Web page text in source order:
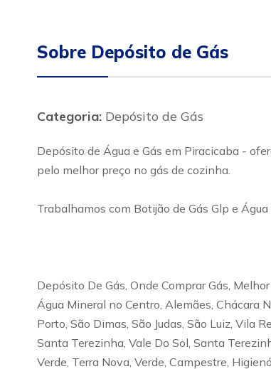
Sobre Depósito de Gás
Categoria: Depósito de Gás
Depósito de Água e Gás em Piracicaba -
pelo melhor preço no gás de cozinha.
Trabalhamos com Botijão de Gás Glp e
Depósito De Gás, Onde Comprar Gás,
Água Mineral no Centro, Alemães, Chácara
Porto, São Dimas, São Judas, São Luiz, Vila
Santa Terezinha, Vale Do Sol, Santa
Verde, Terra Nova, Verde, Campestre,